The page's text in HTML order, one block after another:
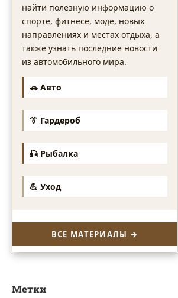
найти полезную информацию о
спорте, фитнесе, моде, новых
направлениях и местах отдыха, а
также узнать последние новости
из автомобильного мира.
🚗 Авто
👔 Гардероб
🎣 Рыбалка
💪 Уход
ВСЕ МАТЕРИАЛЫ →
Метки